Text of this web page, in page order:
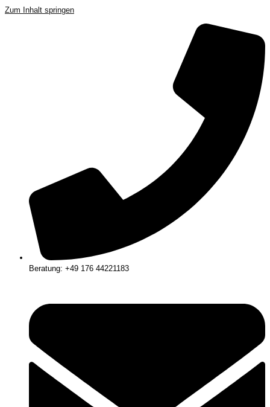
Zum Inhalt springen
Beratung: +49 176 44221183